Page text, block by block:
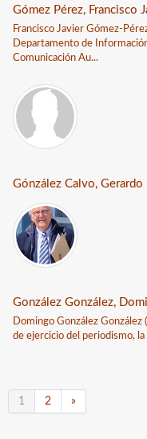
Gómez Pérez, Francisco
Francisco Javier Gómez-
Departamento de
Comunicación Au...
Gónzález Calvo, Gerardo
González González,
Domingo González González
de ejercicio del periodismo, la
1 2 »